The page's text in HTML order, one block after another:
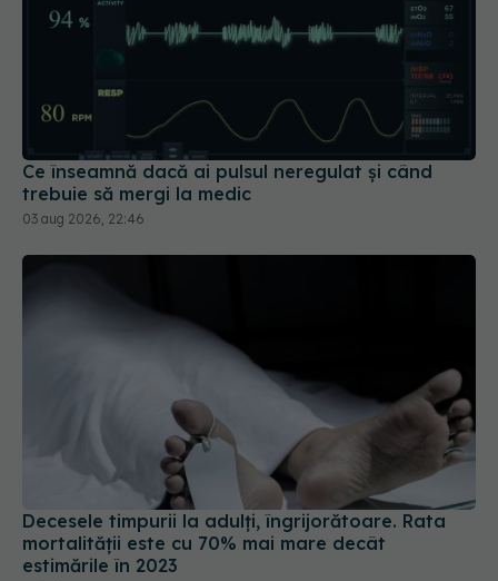
Ce înseamnă dacă ai pulsul neregulat și când
trebuie să mergi la medic
03 aug 2026, 22:46
Decesele timpurii la adulți, îngrijorătoare. Rata
mortalității este cu 70% mai mare decât
estimările în 2023